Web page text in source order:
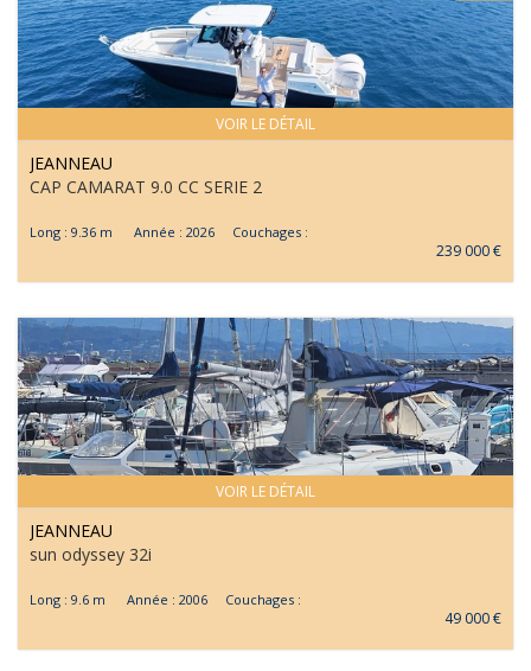
VOIR LE DÉTAIL
JEANNEAU
CAP CAMARAT 9.0 CC SERIE 2
Long : 9.36 m Année : 2026 Couchages :
239 000 €
VOIR LE DÉTAIL
JEANNEAU
sun odyssey 32i
Long : 9.6 m Année : 2006 Couchages :
49 000 €